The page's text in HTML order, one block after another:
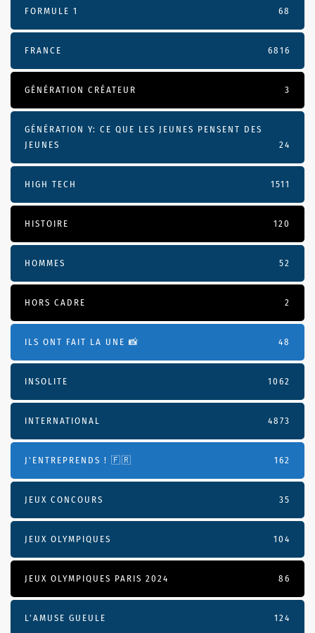
FORMULE 1 68
FRANCE 6816
GÉNÉRATION CRÉATEUR 3
GÉNÉRATION Y: CE QUE LES JEUNES PENSENT DES
JEUNES
24
HIGH TECH 1511
HISTOIRE 120
HOMMES 52
HORS CADRE 2
ILS ONT FAIT LA UNE 📸 48
INSOLITE 1062
INTERNATIONAL 4873
J'ENTREPRENDS ! 🇫🇷 162
JEUX CONCOURS 35
JEUX OLYMPIQUES 104
JEUX OLYMPIQUES PARIS 2024 86
L'AMUSE GUEULE 124